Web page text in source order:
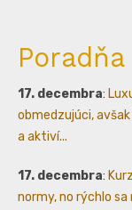
Poradňa
17. decembra:
obmedzujúci,
a aktiví...
17. decembra:
normy, no rýchlo